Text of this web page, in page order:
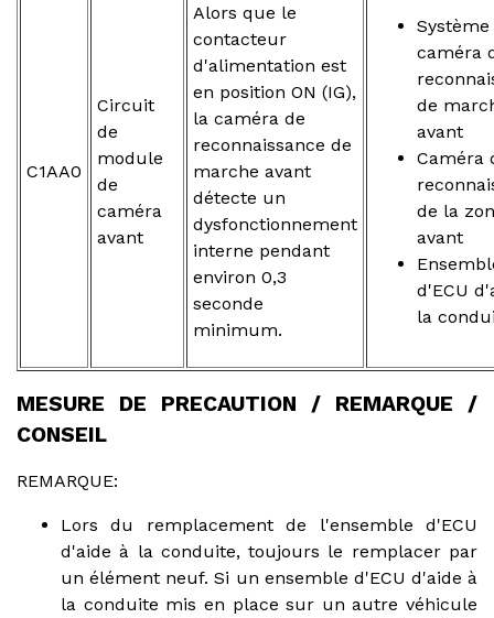
C1AA0
Circuit
de
module
de
caméra
avant
Alors que le
contacteur
d'alimentation est
en position ON (IG),
la caméra de
reconnaissance de
marche avant
détecte un
dysfonctionnement
interne pendant
environ 0,3
seconde
minimum.
Système
caméra
de
avant
Caméra
de la
avant
d'ECU
la
MESURE DE PRECAUTION / REMARQUE /
CONSEIL
REMARQUE:
Lors du remplacement de l'ensemble d'ECU
d'aide à la conduite, toujours le remplacer par
un élément neuf. Si un ensemble d'ECU d'aide à
la conduite mis en place sur un autre véhicule